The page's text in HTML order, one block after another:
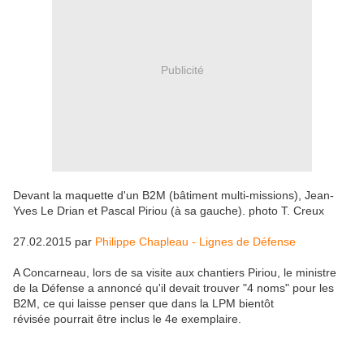
Publicité
Devant la maquette d'un B2M (bâtiment multi-missions), Jean-
Yves Le Drian et Pascal Piriou (à sa gauche). photo T. Creux
27.02.2015 par Philippe Chapleau - Lignes de Défense
A Concarneau, lors de sa visite aux chantiers Piriou, le ministre
de la Défense a annoncé qu'il devait trouver "4 noms" pour les
B2M, ce qui laisse penser que dans la LPM bientôt
révisée pourrait être inclus le 4e exemplaire.